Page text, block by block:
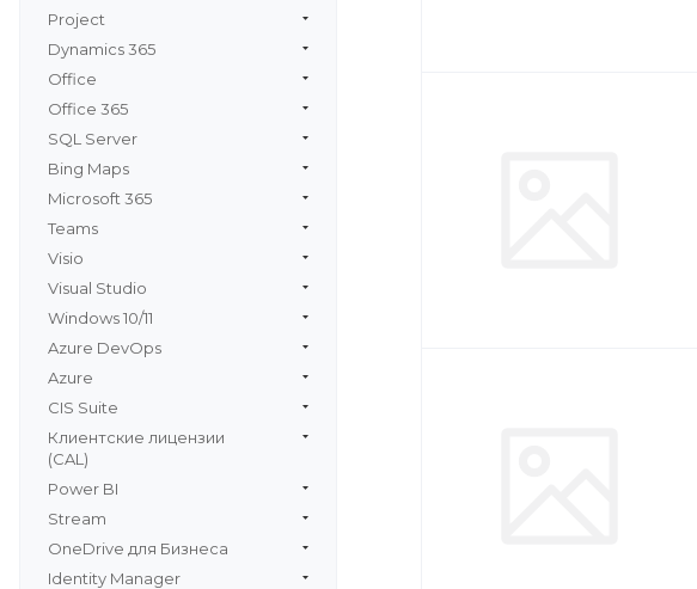
Project
Dynamics 365
Office
Office 365
SQL Server
Bing Maps
Microsoft 365
Teams
Visio
Visual Studio
Windows 10/11
Azure DevOps
Azure
CIS Suite
Клиентские лицензии
(CAL)
Power BI
Stream
OneDrive для Бизнеса
Identity Manager